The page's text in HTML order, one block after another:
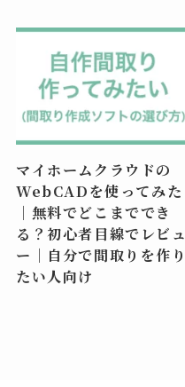
マイホームクラウドの
WebCADを使ってみた
｜無料でどこまででき
る？初心者目線でレビュ
ー｜自分で間取りを作り
たい人向け